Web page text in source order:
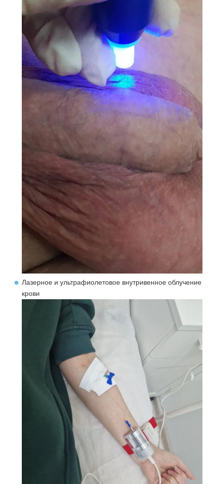
Лазерное и ультрафиолетовое внутривенное облучение
крови